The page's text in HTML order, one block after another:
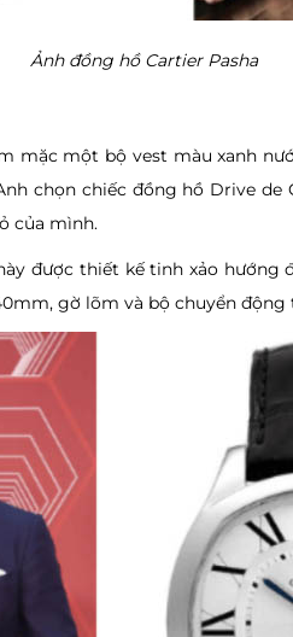
Ảnh đồng hồ Cartier Pasha
mặc một bộ vest màu xanh
chọn chiếc đồng hồ Drive
của mình.
được thiết kế tinh xảo
gờ lõm và bộ chuyển động